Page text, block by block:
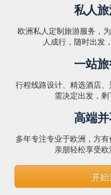
私人
欧洲私人定制旅游服务，
人成行，随时出发
一站
行程线路设计、精选酒店
需决定出发，剩
高端
多年专注专业于欧洲，方
亲朋轻松享受欧
开